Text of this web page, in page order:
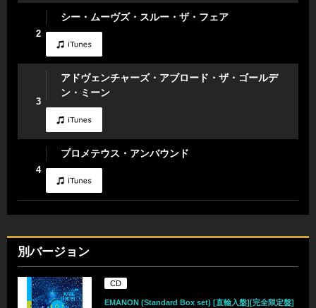
2
シー・ムーヴズ・スルー・ザ・フェア
3
アドヴェンチャーズ・アブロード・ザ・ゴールデ
ン・ミーン
4
プロメテウス・アンバウンド
別バージョン
CD
EMANON (Standard Box set) [直輸入盤][完全限定盤]